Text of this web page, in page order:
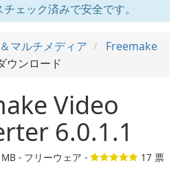
ェック済みで安全です。
マルチメディア
Freemake
ウンロード
Video
6.0.1.1
- フリーウェア - 17 票